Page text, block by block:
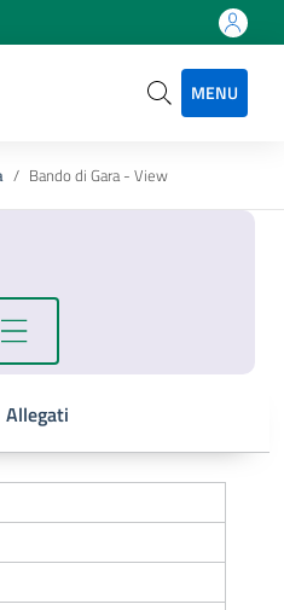
MENU
Bando di Gara - View
Allegati